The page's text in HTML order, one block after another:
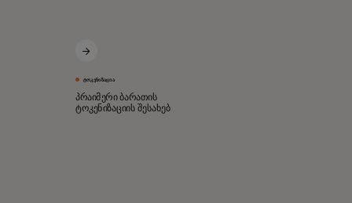
ᲢᲝᲙᲔᲜᲘᲖᲐᲪᲘᲐ
პრაიმერი ბარათის
ტოკენიზაციის შესახებ